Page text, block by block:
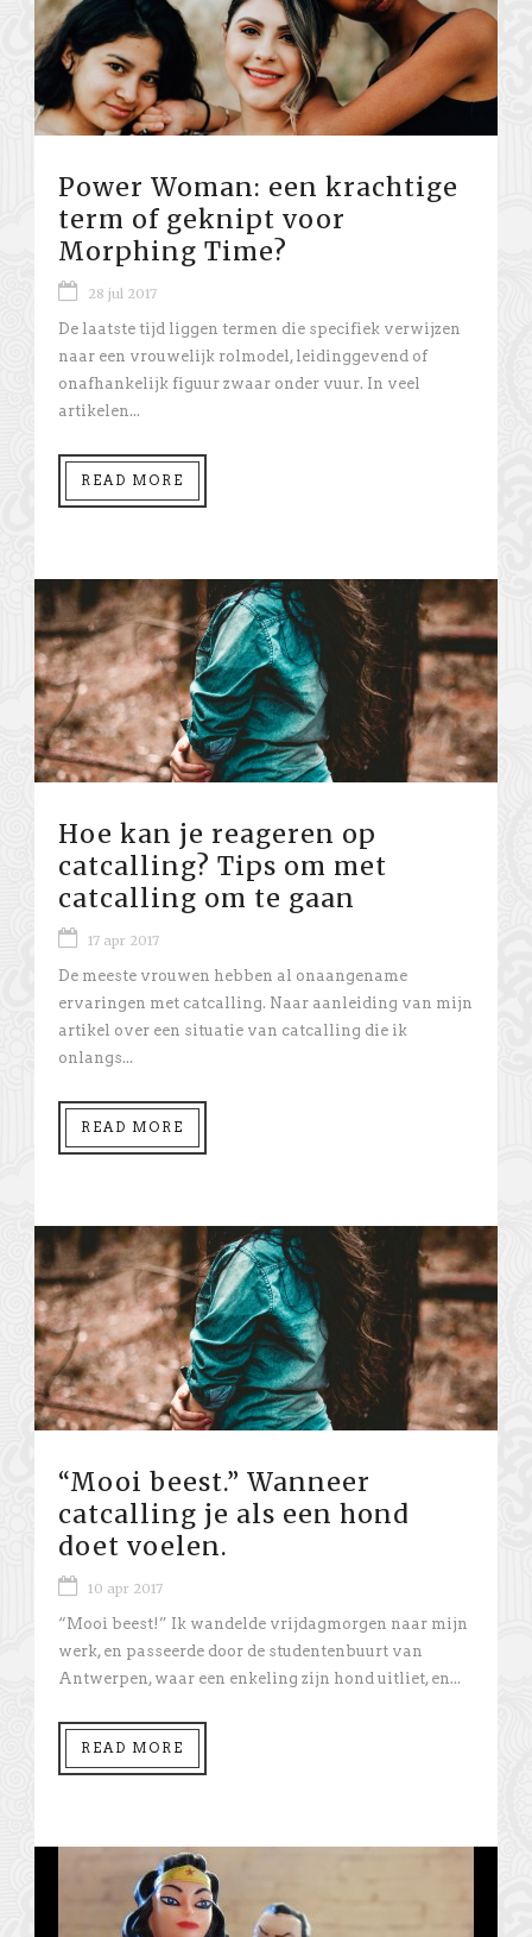
Power Woman: een krachtige
term of geknipt voor
Morphing Time?
28 jul 2017
De laatste tijd liggen termen die specifiek verwijzen
naar een vrouwelijk rolmodel, leidinggevend of
onafhankelijk figuur zwaar onder vuur. In veel
artikelen...
READ MORE
Hoe kan je reageren op
catcalling? Tips om met
catcalling om te gaan
17 apr 2017
De meeste vrouwen hebben al onaangename
ervaringen met catcalling. Naar aanleiding van mijn
artikel over een situatie van catcalling die ik
onlangs...
READ MORE
“Mooi beest.” Wanneer
catcalling je als een hond
doet voelen.
10 apr 2017
“Mooi beest!” Ik wandelde vrijdagmorgen naar mijn
werk, en passeerde door de studentenbuurt van
Antwerpen, waar een enkeling zijn hond uitliet, en...
READ MORE